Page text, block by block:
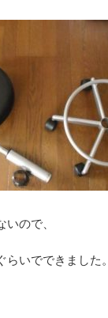
ので、
いでできました。